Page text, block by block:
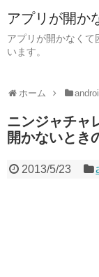
アプリが開か
アプリが開かなくて
います。
ホーム
ニンジャチャ
開かないとき
2013/5/23